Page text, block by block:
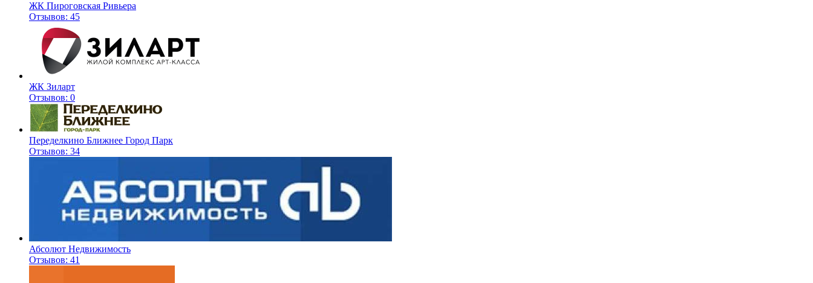
ЖК Пироговская Ривьера
Отзывов: 45
ЖК Зиларт
Отзывов: 0
Переделкино Ближнее Город Парк
Отзывов: 34
Абсолют Недвижимость
Отзывов: 41